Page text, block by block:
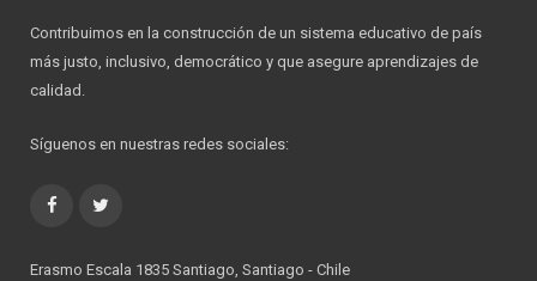
Contribuimos en la construcción de un sistema educativo de país
más justo, inclusivo, democrático y que asegure aprendizajes de
calidad.
Síguenos en nuestras redes sociales:
Facebook
Erasmo Escala 1835 Santiago, Santiago - Chile